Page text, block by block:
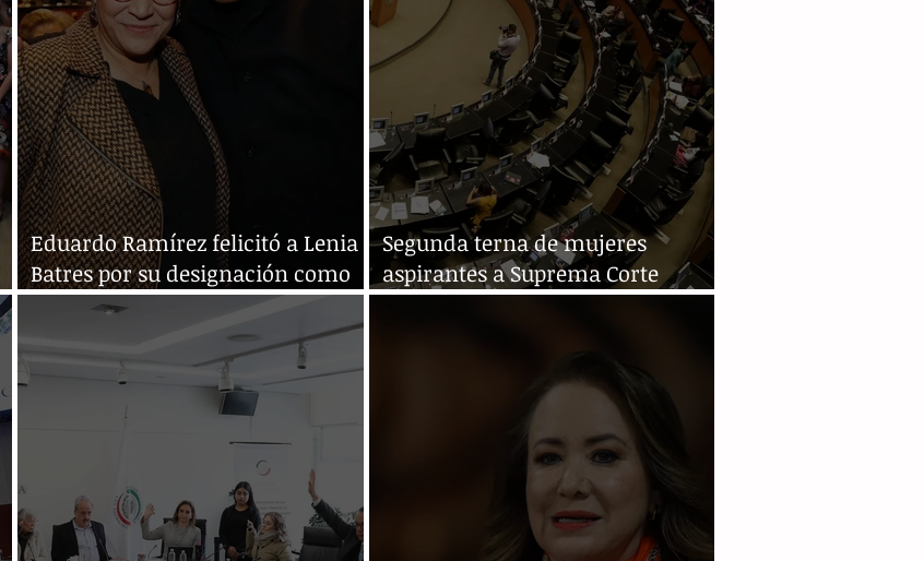
Eduardo Ramírez felicitó a Lenia
Batres por su designación como
ministra de la SCJN
Segunda terna de mujeres
aspirantes a Suprema Corte
avanza al pleno del Senado